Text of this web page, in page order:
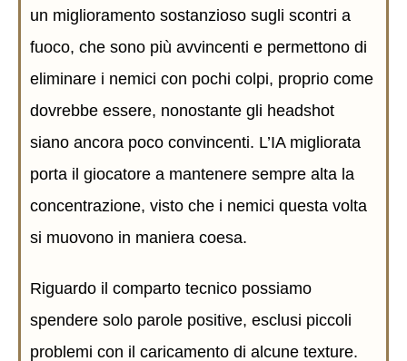
un miglioramento sostanzioso sugli scontri a
fuoco, che sono più avvincenti e permettono di
eliminare i nemici con pochi colpi, proprio come
dovrebbe essere, nonostante gli headshot
siano ancora poco convincenti. L’IA migliorata
porta il giocatore a mantenere sempre alta la
concentrazione, visto che i nemici questa volta
si muovono in maniera coesa.
Riguardo il comparto tecnico possiamo
spendere solo parole positive, esclusi piccoli
problemi con il caricamento di alcune texture.